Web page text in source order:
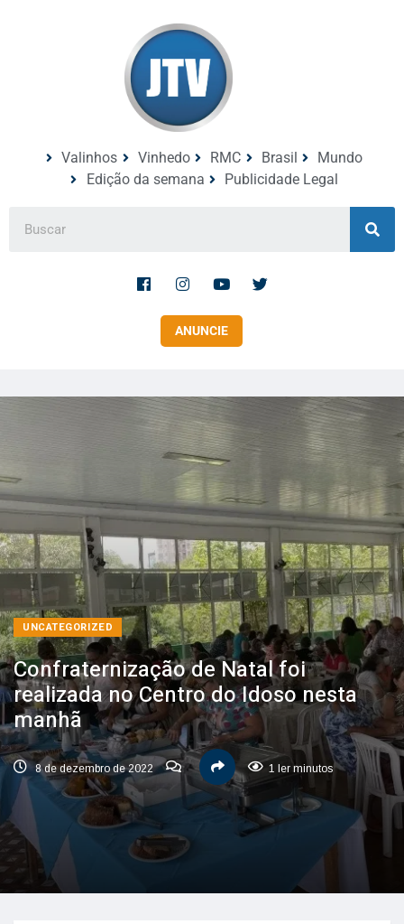
Valinhos Vinhedo RMC Brasil
Mundo
Edição da semana
Publicidade Legal
ANUNCIE
UNCATEGORIZED
Confraternização de Natal foi
realizada no Centro do Idoso nesta
manhã
8 de dezembro de 2022 1 ler minutos